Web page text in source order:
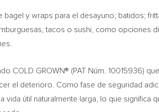
y wraps para el desayuno; batidos;
tacos o sushi, como opciones
COLD GROWN® (PAT Núm. 10015936)
el deterioro. Como fase de seguridad
útil naturalmente larga, lo que significa